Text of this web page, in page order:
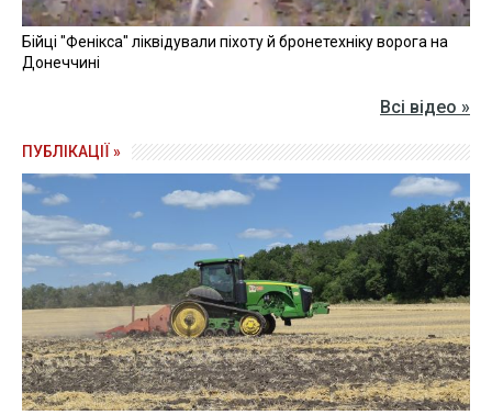
Бійці "Фенікса" ліквідували піхоту й бронетехніку ворога на
Донеччині
Всі відео »
ПУБЛІКАЦІЇ »